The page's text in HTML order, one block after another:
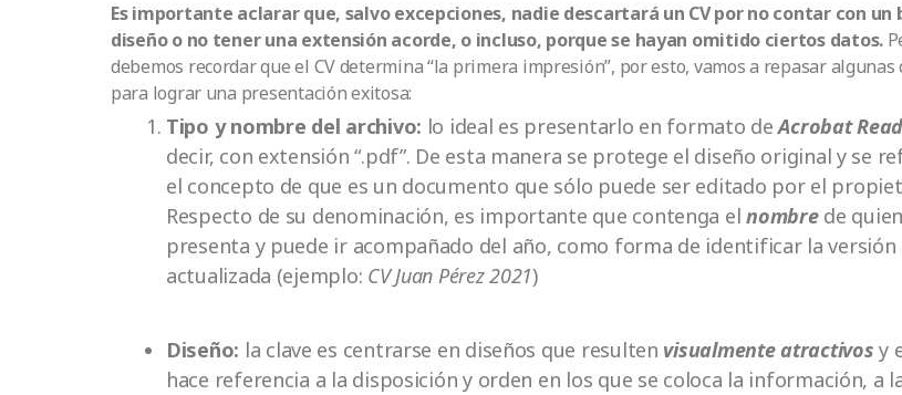
Es importante aclarar que, salvo excepciones, nadie descartará un CV por no contar con un
diseño o no tener una extensión acorde, o incluso, porque se hayan omitido ciertos datos.
debemos recordar que el CV determina “la primera impresión”, por esto, vamos a repasar algunas
para lograr una presentación exitosa:
Tipo y nombre del archivo: lo ideal es presentarlo en formato deAcrobat
decir, con extensión “.pdf”. De esta manera se protege el diseño original y se
el concepto de que es un documento que sólo puede ser editado por el
Respecto de su denominación, es importante que contenga elnombrede
presenta y puede ir acompañado del año, como forma de identificar la versión
actualizada (ejemplo: CV Juan Pérez 2021)
Diseño: la clave es centrarse en diseños que resulten visualmente atractivos y
hace referencia a la disposición y orden en los que se coloca la información, a